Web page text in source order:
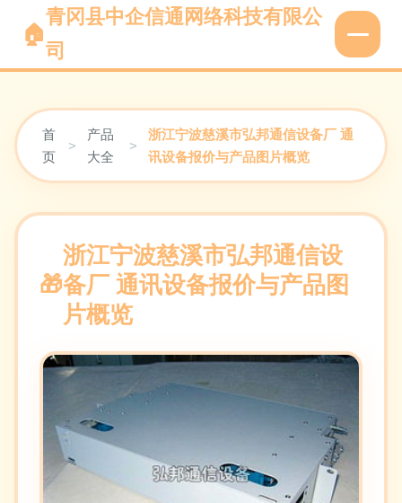
青冈县中企信通网络科技有限公
司
首
页
>
产品
大全
>
浙江宁波慈溪市弘邦通信设备厂 通
讯设备报价与产品图片概览
浙江宁波慈溪市弘邦通信设
备厂 通讯设备报价与产品图
片概览